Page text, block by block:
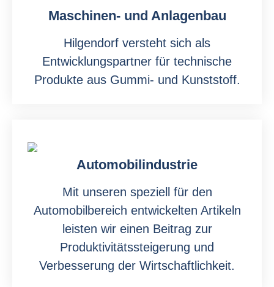
Maschinen- und Anlagenbau
Hilgendorf versteht sich als
Entwicklungspartner für technische
Produkte aus Gummi- und Kunststoff.
Automobilindustrie
Mit unseren speziell für den
Automobilbereich entwickelten Artikeln
leisten wir einen Beitrag zur
Produktivitätssteigerung und
Verbesserung der Wirtschaftlichkeit.